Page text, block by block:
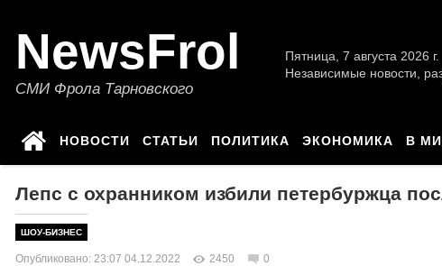
NewsFrol
СМИ Фрола Тарновского
Пятница, 7 августа 2026 г.
Независимые новости,
НОВОСТИ СТАТЬИ ПОЛИТИКА ЭКОНОМИКА В
Лепс с охранником избили петербуржца
ШОУ-БИЗНЕС
Опубликовано: 23:07 04.12.2022 2450 0